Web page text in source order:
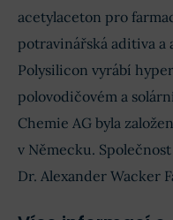
acetylaceton pro
potravinářská aditiva a
Polysilicon vyrábí
polovodičovém a
Chemie AG byla
v Německu.
Dr. Alexander Wacker